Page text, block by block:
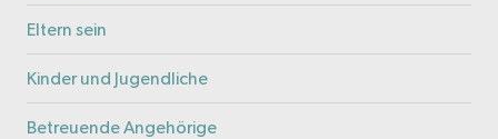
Eltern sein
Kinder und Jugendliche
Betreuende Angehörige